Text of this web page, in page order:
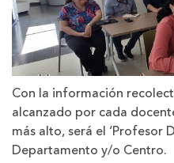
Con la información
alcanzado por cada
más alto, será el ‘Profesor
Departamento y/o Centro.